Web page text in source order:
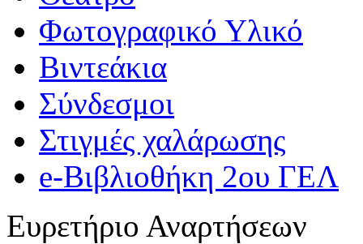
Φωτογραφικό Υλικό
Βιντεάκια
Σύνδεσμοι
Στιγμές χαλάρωσης
e-Βιβλιοθήκη 2ου ΓΕΛ
Ευρετήριο Αναρτήσεων